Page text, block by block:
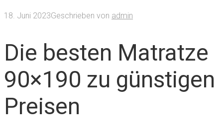
18. Juni 2023Geschrieben von admin
Die besten Matratze
90×190 zu günstigen
Preisen